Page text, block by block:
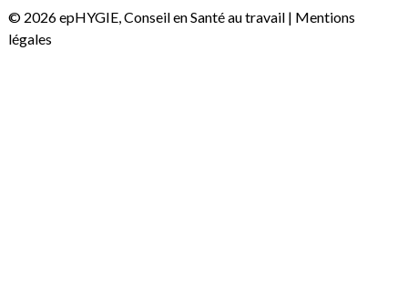
© 2026 epHYGIE, Conseil en Santé au travail | Mentions
légales